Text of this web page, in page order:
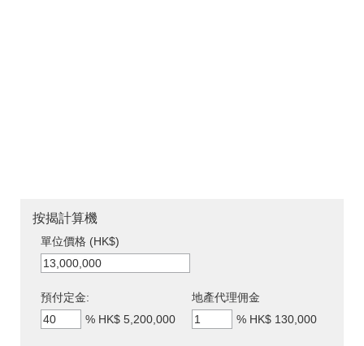
按揭計算機
單位價格 (HK$)
預付定金:
% HK$ 5,200,000
地產代理佣金
% HK$ 130,000